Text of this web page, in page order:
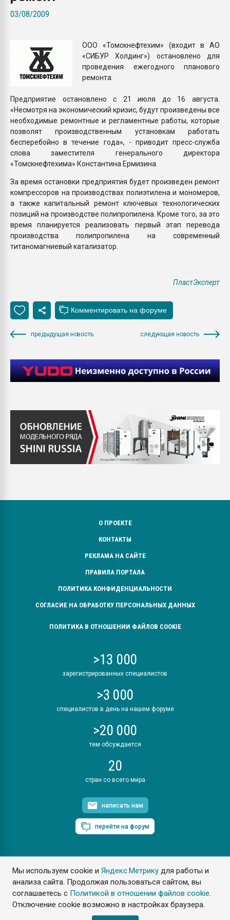
Мы используем cookie иЯндекс.Метрику для работы и
анализа сайта. Продолжая пользоваться сайтом, вы
соглашаетесь с Политикой в отношении файлов cookie.
Отключение cookie возможно в настройках браузера.
ПЕРЕЙТИ НА
03/08/2009
ООО «Томскнефтехим» (входит в АО
«СИБУР Холдинг») остановлено для
проведения ежегодного планового
ремонта.
Предприятие остановлено с 21 июля до 16 августа.
«Несмотря на экономический кризис, будут произведены все
необходимые ремонтные и регламентные работы, которые
позволят производственным установкам работать
бесперебойно в течение года», - приводит пресс-служба
слова заместителя генерального директора
«Томскнефтехима» Константина Ермизина.
За время остановки предприятия будет произведен ремонт
компрессоров на производствах полиэтилена и мономеров,
а также капитальный ремонт ключевых технологических
позиций на производстве полипропилена. Кроме того, за это
время планируется реализовать первый этап перевода
производства полипропилена на современный
титаномагниевый катализатор.
ПластЭксперт
предыдущая новость следующая новость
О ПРОЕКТЕ
КОНТАКТЫ
РЕКЛАМА НА САЙТЕ
ПРАВИЛА ПОРТАЛА
ПОЛИТИКА КОНФИДЕНЦИАЛЬНОСТИ
СОГЛАСИЕ НА ОБРАБОТКУ ПЕРСОНАЛЬНЫХ ДАННЫХ
ПОЛИТИКА В ОТНОШЕНИИ ФАЙЛОВ COOKIE
>13 000
зарегистрированных специалистов
>3 000
специалистов в день на нашем форуме
>20 000
тем обсуждается
20
стран со всего мира
написать нам
перейти на форум
ПластЭксперт © 2006. Все права защищены
Разрешается копирование материалов сайта с обязательной
ссылкой на www.e-plastic.ru
Разработка сайта